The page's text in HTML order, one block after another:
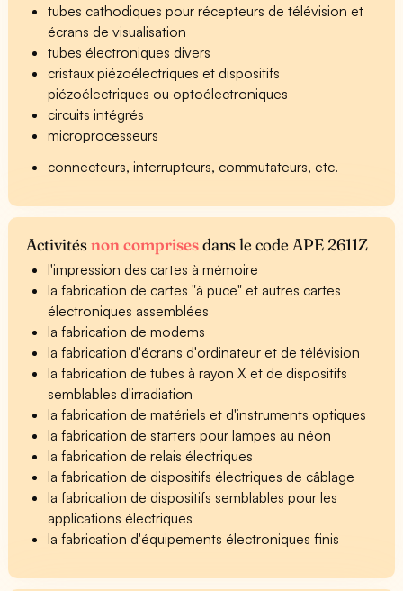
tubes cathodiques pour récepteurs de télévision et
écrans de visualisation
tubes électroniques divers
cristaux piézoélectriques et dispositifs
piézoélectriques ou optoélectroniques
circuits intégrés
microprocesseurs
connecteurs, interrupteurs, commutateurs, etc.
Activitésnon comprisesdans le code APE 2611Z
l'impression des cartes à mémoire
la fabrication de cartes "à puce" et autres cartes
électroniques assemblées
la fabrication de modems
la fabrication d'écrans d'ordinateur et de télévision
la fabrication de tubes à rayon X et de dispositifs
semblables d'irradiation
la fabrication de matériels et d'instruments optiques
la fabrication de starters pour lampes au néon
la fabrication de relais électriques
la fabrication de dispositifs électriques de câblage
la fabrication de dispositifs semblables pour les
applications électriques
la fabrication d'équipements électroniques finis